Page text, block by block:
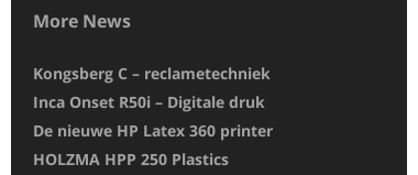
More News
Kongsberg C – reclametechniek
Inca Onset R50i – Digitale druk
De nieuwe HP Latex 360 printer
HOLZMA HPP 250 Plastics